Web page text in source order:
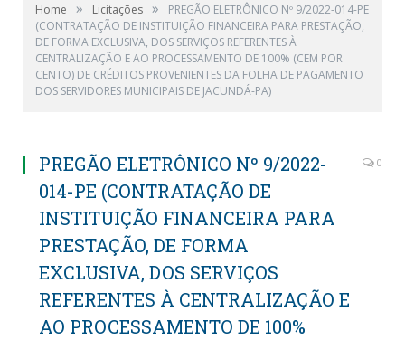
Home » Licitações »
PREGÃO ELETRÔNICO Nº 9/2022-014-PE
(CONTRATAÇÃO DE INSTITUIÇÃO FINANCEIRA PARA PRESTAÇÃO,
DE FORMA EXCLUSIVA, DOS SERVIÇOS REFERENTES À
CENTRALIZAÇÃO E AO PROCESSAMENTO DE 100% (CEM POR
CENTO) DE CRÉDITOS PROVENIENTES DA FOLHA DE PAGAMENTO
DOS SERVIDORES MUNICIPAIS DE JACUNDÁ-PA)
PREGÃO ELETRÔNICO Nº 9/2022-
014-PE (CONTRATAÇÃO DE
INSTITUIÇÃO FINANCEIRA PARA
PRESTAÇÃO, DE FORMA
EXCLUSIVA, DOS SERVIÇOS
REFERENTES À CENTRALIZAÇÃO E
AO PROCESSAMENTO DE 100%
0